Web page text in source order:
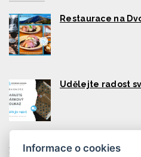
Restaurace na
Udělejte radost
Dětský park
Informace o cookies